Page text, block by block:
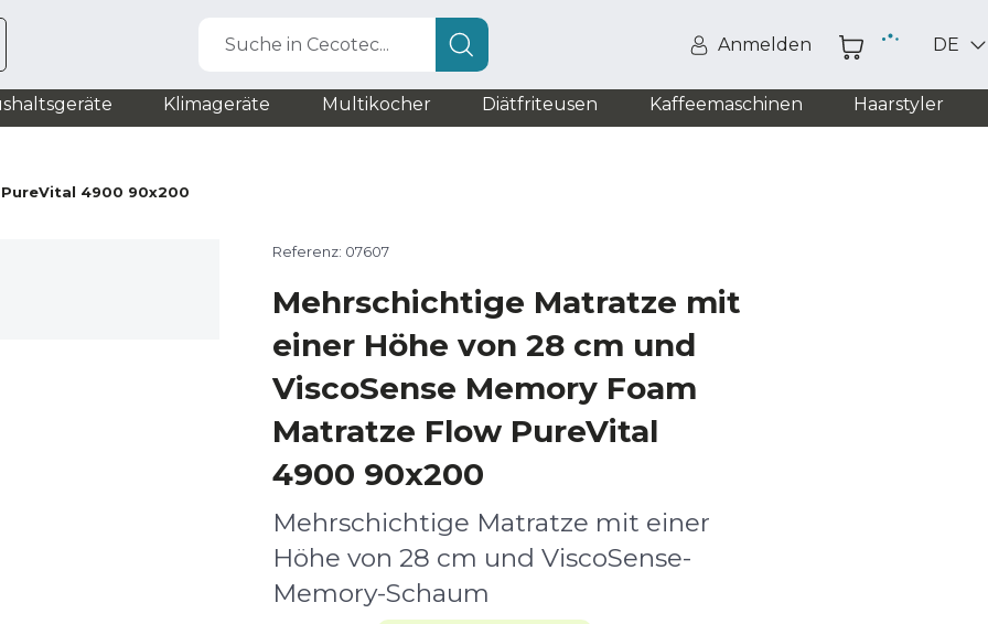
Suche in Cecotec... Anmelden DE
Klimageräte Multikocher Diätfriteusen Kaffeemaschinen Haarstyler
4900 90x200
Referenz: 07607
Mehrschichtige Matratze mit
einer Höhe von 28 cm und
ViscoSense Memory Foam
Matratze Flow PureVital
4900 90x200
Mehrschichtige Matratze mit einer
Höhe von 28 cm und ViscoSense-
Memory-Schaum